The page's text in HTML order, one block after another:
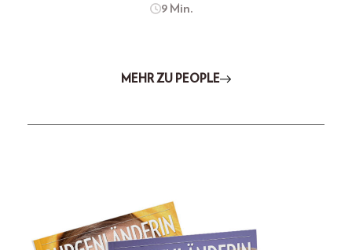
9 Min.
MEHR ZU PEOPLE